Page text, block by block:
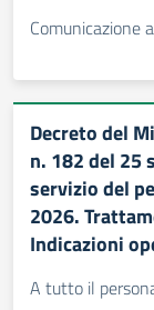
Comunicazione
Decreto del
n. 182 del 25
servizio del
2026.
Indicazioni
A tutto il